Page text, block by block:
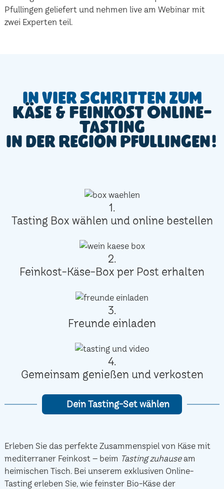
Pfullingen geliefert und nehmen live am Webinar mit
zwei Experten teil.
In vier Schritten zum
Käse & Feinkost Online-
Tasting
in der Region Pfullingen!
1.
Tasting Box wählen und online bestellen
2.
Feinkost-Käse-Box per Post erhalten
3.
Freunde einladen
4.
Gemeinsam genießen und verkosten
Dein Tasting-Set wählen
Erleben Sie das perfekte Zusammenspiel von Käse mit
mediterraner Feinkost – beim Tasting zuhauseam
heimischen Tisch. Bei unserem exklusiven Online-
Tasting erleben Sie, wie feinster Bio-Käse der